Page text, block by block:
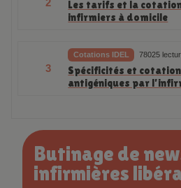
2
Les tarifs et la
infirmiers à domicile
3
Cotations IDEL 78025
Spécificités et
antigéniques par
Butinage de news entre
infirmières